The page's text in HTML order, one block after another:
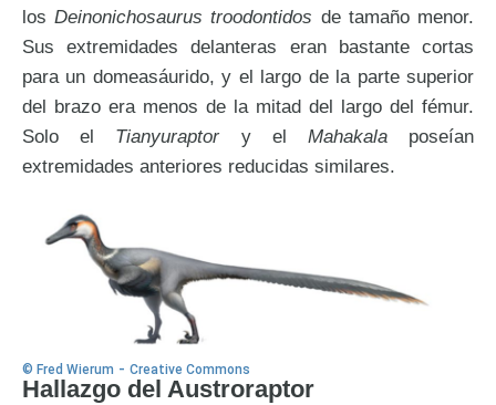
losDeinonichosaurus troodontidos de tamaño menor.
Sus extremidades delanteras eran bastante cortas
para un domeasáurido, y el largo de la parte superior
del brazo era menos de la mitad del largo del fémur.
Solo el Tianyuraptor y el Mahakalaposeían
extremidades anteriores reducidas similares.
© Fred Wierum - Creative Commons
Hallazgo del Austroraptor